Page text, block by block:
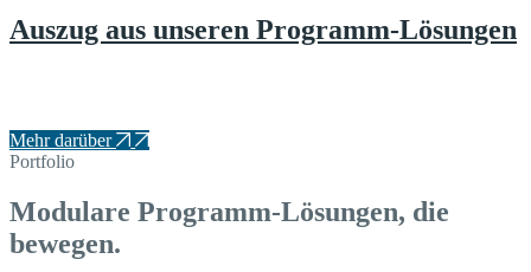
Auszug aus unseren Programm-Lösungen
Mehr darüber
Portfolio
Modulare Programm-Lösungen, die
bewegen.